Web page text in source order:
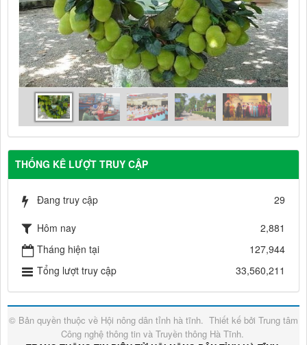
THỐNG KÊ LƯỢT TRUY CẬP
Đang truy cập 29
Hôm nay
2,881
Tháng hiện tại
127,944
Tổng lượt truy cập
33,560,211
© Bản quyền thuộc về Hội nông dân tỉnh hà tĩnh. Thiết kế bởi Trung tâm
Công nghệ thông tin và Truyền thông Hà Tĩnh.